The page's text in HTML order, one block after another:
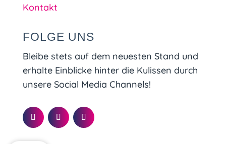
Kontakt
FOLGE UNS
Bleibe stets auf dem neuesten Stand und
erhalte Einblicke hinter die Kulissen durch
unsere Social Media Channels!